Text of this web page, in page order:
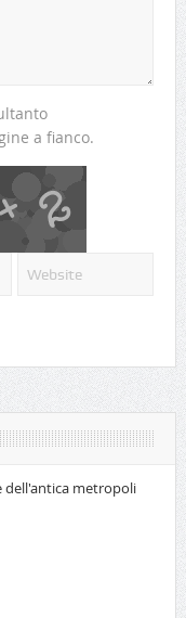
a fianco.
dell'antica metropoli